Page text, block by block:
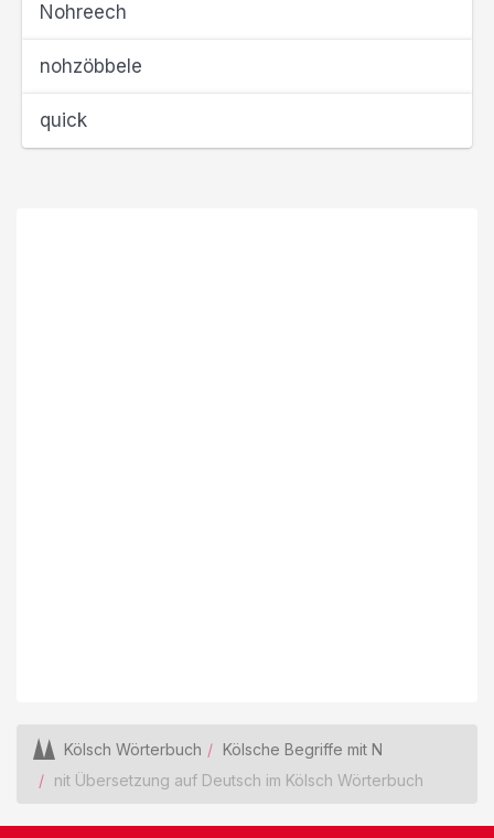
Nohreech
nohzöbbele
quick
Kölsch Wörterbuch
Kölsche Begriffe mit N
nit Übersetzung auf Deutsch im Kölsch Wörterbuch